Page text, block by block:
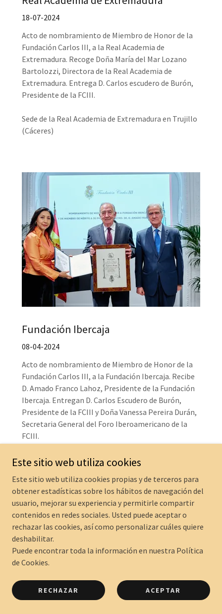
18-07-2024
Acto de nombramiento de Miembro de Honor de la
Fundación Carlos III, a la Real Academia de
Extremadura. Recoge Doña María del Mar Lozano
Bartolozzi, Directora de la Real Academia de
Extremadura. Entrega D. Carlos escudero de Burón,
Presidente de la FCIII.
Sede de la Real Academia de Extremadura en Trujillo
(Cáceres)
Fundación Ibercaja
08-04-2024
Acto de nombramiento de Miembro de Honor de la
Fundación Carlos III, a la Fundación Ibercaja. Recibe
D. Amado Franco Lahoz, Presidente de la Fundación
Ibercaja. Entregan D. Carlos Escudero de Burón,
Presidente de la FCIII y Doña Vanessa Pereira Durán,
Secretaria General del Foro Iberoamericano de la
FCIII.
Club Montiverdi Madrid
Este sitio web utiliza cookies
Este sitio web utiliza cookies propias y de terceros para
obtener estadísticas sobre los hábitos de navegación del
usuario, mejorar su experiencia y permitirle compartir
contenidos en redes sociales. Usted puede aceptar o
rechazar las cookies, así como personalizar cuáles quiere
deshabilitar.
Puede encontrar toda la información en nuestra Política
de Cookies.
RECHAZAR ACEPTAR